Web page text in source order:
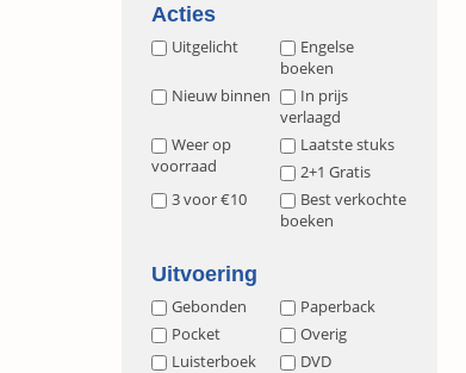
Acties
Uitgelicht
Engelse
boeken
Nieuw binnen
In prijs
verlaagd
Weer op
voorraad
Laatste stuks
2+1 Gratis
3 voor €10
Best verkochte
boeken
Uitvoering
Gebonden
Paperback
Pocket
Overig
Luisterboek
DVD